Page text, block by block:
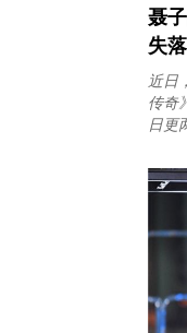
聂
失落
近日
传奇
日更